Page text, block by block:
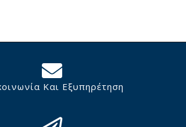
Και Εξυπηρέτηση